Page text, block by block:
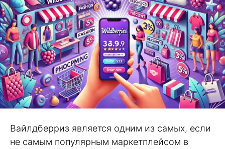
Вайлдберриз является одним из самых, если
не самым популярным маркетплейсом в